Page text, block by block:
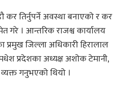
तिर्नुपर्ने अवस्था बनाएको र कर
गरे । आन्तरिक राजश्व कार्यालय
प्रमुख जिल्ला अधिकारी हिरालाल
प्रदेशका अध्यक्ष अशोक टेमानी,
गनुभएको थियो ।